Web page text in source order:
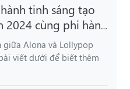
tinh sáng tạo
2024 cùng phi hành
giữa Alona và Lollypop
viết dưới để biết thêm